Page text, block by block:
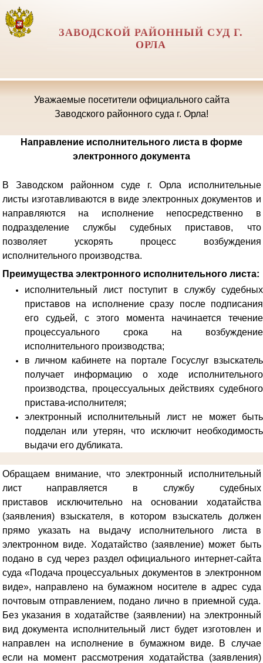
ЗАВОДСКОЙ РАЙОННЫЙ СУД Г.
ОРЛА
Уважаемые посетители официального сайта
Заводского районного суда г. Орла!
Направление исполнительного листа в форме
электронного документа
В Заводском районном суде г. Орла исполнительные
листы изготавливаются в виде электронных документов и
направляются на исполнение непосредственно в
подразделение службы судебных приставов, что
позволяет ускорять процесс возбуждения
исполнительного производства.
Преимущества электронного исполнительного листа:
исполнительный лист поступит в службу судебных
приставов на исполнение сразу после подписания
его судьей, с этого момента начинается течение
процессуального срока на возбуждение
исполнительного производства;
в личном кабинете на портале Госуслуг взыскатель
получает информацию о ходе исполнительного
производства, процессуальных действиях судебного
пристава-исполнителя;
электронный исполнительный лист не может быть
подделан или утерян, что исключит необходимость
выдачи его дубликата.
Обращаем внимание, что электронный исполнительный
лист направляется в службу судебных
приставов исключительно на основании ходатайства
(заявления) взыскателя, в котором взыскатель должен
прямо указать на выдачу исполнительного листа в
электронном виде. Ходатайство (заявление) может быть
подано в суд через раздел официального интернет-сайта
суда «Подача процессуальных документов в электронном
виде», направлено на бумажном носителе в адрес суда
почтовым отправлением, подано лично в приемной суда.
Без указания в ходатайстве (заявлении) на электронный
вид документа исполнительный лист будет изготовлен и
направлен на исполнение в бумажном виде. В случае
если на момент рассмотрения ходатайства (заявления)